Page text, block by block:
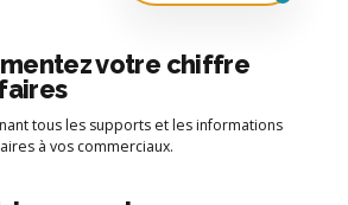
votre chiffre
tous les supports et les informations
à vos commerciaux.